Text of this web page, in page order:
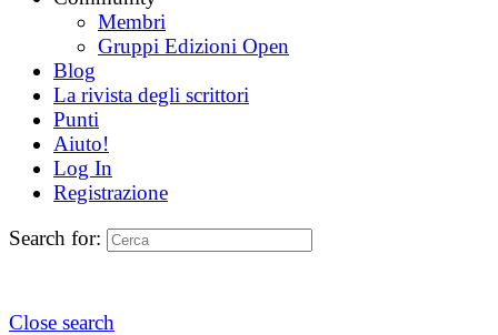
Membri
Gruppi Edizioni Open
Blog
La rivista degli scrittori
Punti
Aiuto!
Log In
Registrazione
Search for:
Close search